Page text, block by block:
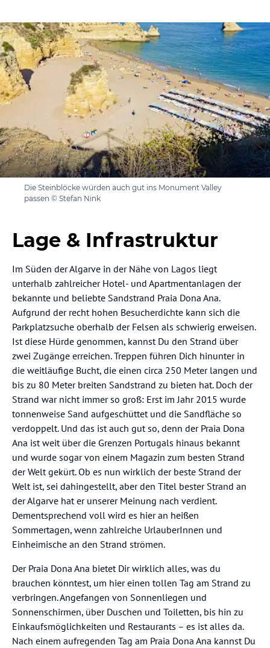
Die Steinblöcke würden auch gut ins Monument Valley
passen © Stefan Nink
Lage & Infrastruktur
Im Süden der Algarve in der Nähe von Lagos liegt
unterhalb zahlreicher Hotel- und Apartmentanlagen der
bekannte und beliebte Sandstrand Praia Dona Ana.
Aufgrund der recht hohen Besucherdichte kann sich die
Parkplatzsuche oberhalb der Felsen als schwierig erweisen.
Ist diese Hürde genommen, kannst Du den Strand über
zwei Zugänge erreichen. Treppen führen Dich hinunter in
die weitläufige Bucht, die einen circa 250 Meter langen und
bis zu 80 Meter breiten Sandstrand zu bieten hat. Doch der
Strand war nicht immer so groß: Erst im Jahr 2015 wurde
tonnenweise Sand aufgeschüttet und die Sandfläche so
verdoppelt. Und das ist auch gut so, denn der Praia Dona
Ana ist weit über die Grenzen Portugals hinaus bekannt
und wurde sogar von einem Magazin zum besten Strand
der Welt gekürt. Ob es nun wirklich der beste Strand der
Welt ist, sei dahingestellt, aber den Titel bester Strand an
der Algarve hat er unserer Meinung nach verdient.
Dementsprechend voll wird es hier an heißen
Sommertagen, wenn zahlreiche UrlauberInnen und
Einheimische an den Strand strömen.
Der Praia Dona Ana bietet Dir wirklich alles, was du
brauchen könntest, um hier einen tollen Tag am Strand zu
verbringen. Angefangen von Sonnenliegen und
Sonnenschirmen, über Duschen und Toiletten, bis hin zu
Einkaufsmöglichkeiten und Restaurants – es ist alles da.
Nach einem aufregenden Tag am Praia Dona Ana kannst Du